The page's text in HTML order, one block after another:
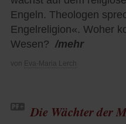
Engeln. Theologen
Engelreligion«. Woher
Wesen? /mehr
von Eva-Maria Lerch
Die Wächter der